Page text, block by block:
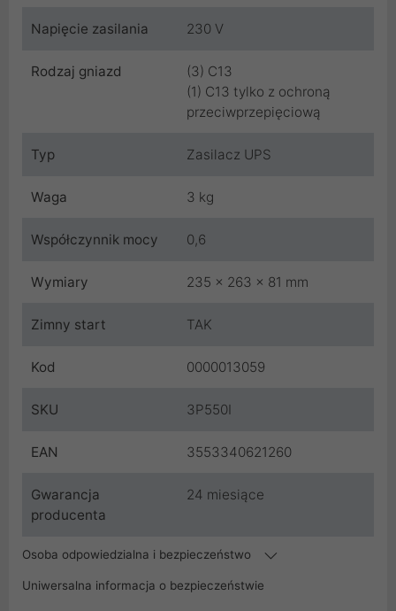
Napięcie zasilania 230 V
Rodzaj gniazd
(3) C13
(1) C13 tylko z ochroną
przeciwprzepięciową
Typ Zasilacz UPS
Waga 3 kg
Współczynnik mocy 0,6
Wymiary 235 x 263 x 81 mm
Zimny start TAK
Kod 0000013059
SKU 3P550I
EAN 3553340621260
Gwarancja
producenta
24 miesiące
Osoba odpowiedzialna i bezpieczeństwo
Uniwersalna informacja o bezpieczeństwie